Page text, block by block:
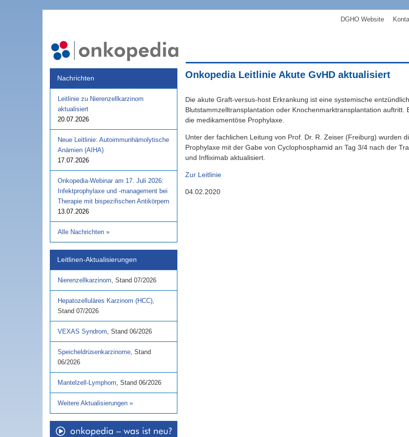
DGHO Website
Nachrichten
Leitlinie zu Nierenzellkarzinom
aktualisiert
20.07.2026
Neue Leitlinie: Autoimmunhämolytische
Anämien (AIHA)
17.07.2026
Onkopedia-Webinar am 17. Juli 2026:
Infektprophylaxe und -management bei
Therapie mit bispezifischen Antikörpern
13.07.2026
Alle Nachrichten »
Leitlinen-Aktualisierungen
Nierenzellkarzinom, Stand 07/2026
Hepatozelluläres Karzinom (HCC),
Stand 07/2026
VEXAS Syndrom, Stand 06/2026
Speicheldrüsenkarzinome, Stand
06/2026
Mantelzell-Lymphom, Stand 06/2026
Weitere Aktualisierungen »
Onkopedia Leitlinie Akute GvHD aktualisiert
Die akute Graft-versus-host Erkrankung ist eine systemische
Blutstammzelltransplantation oder Knochenmarktransplantation
die medikamentöse Prophylaxe.
Unter der fachlichen Leitung von Prof. Dr. R. Zeiser (Freiburg) wurden
Prophylaxe mit der Gabe von Cyclophosphamid an Tag 3/4 nach der
und Infliximab aktualisiert.
Zur Leitlinie
04.02.2020